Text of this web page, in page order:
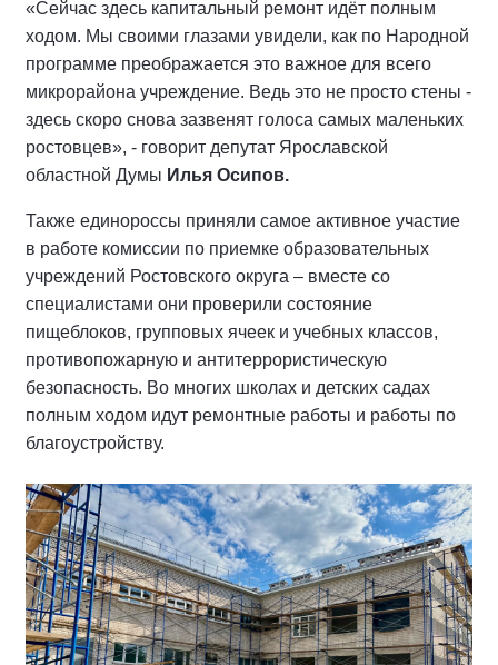
«Сейчас здесь капитальный ремонт идёт полным
ходом. Мы своими глазами увидели, как по Народной
программе преображается это важное для всего
микрорайона учреждение. Ведь это не просто стены -
здесь скоро снова зазвенят голоса самых маленьких
ростовцев», - говорит депутат Ярославской
областной Думы Илья Осипов.
Также единороссы приняли самое активное участие
в работе комиссии по приемке образовательных
учреждений Ростовского округа – вместе со
специалистами они проверили состояние
пищеблоков, групповых ячеек и учебных классов,
противопожарную и антитеррористическую
безопасность. Во многих школах и детских садах
полным ходом идут ремонтные работы и работы по
благоустройству.